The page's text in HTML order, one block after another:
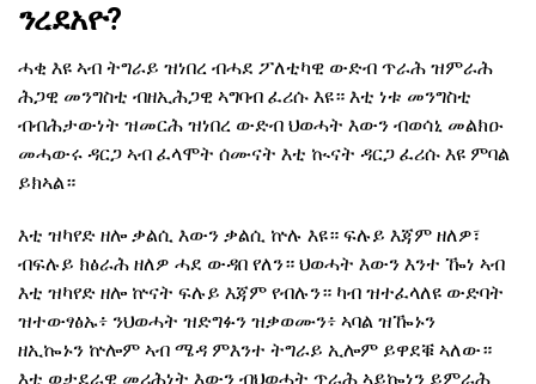
ንረደአዮ?
ሓቂ እዩ ኣብ ትግራይ ዝነበረ ብሓደ ፖለቲካዊ ውድብ ጥራሕ ዝምራሕ
ሕጋዊ መንግስቲ ብዘኢሕጋዊ ኣግባብ ፈሪሱ እዩ። እቲ ነቱ መንግስቲ
ብብሕታውነት ዝመርሕ ዝነበረ ውድብ ህወሓት እውን ብወሳኒ መልክዑ
መሓውሩ ዳርጋ ኣብ ፈላሞት ሰሙናት እቲ ኲናት ዳርጋ ፈሪሱ እዩ ምባል
ይክኣል።
እቲ ዝካየድ ዘሎ ቃልሲ እውን ቃልሲ ኵሉ እዩ። ፍሉይ እጃም ዘለዎ፣
ብፍሉይ ክፅራሕ ዘለዎ ሓደ ውዳበ የለን። ህወሓት እውን እንተ ዀነ ኣብ
እቲ ዝካየድ ዘሎ ኵናት ፍሉይ እጃም የብሉን። ካብ ዝተፈላለዩ ውድባት
ዝተውፃፅኡ፥ ንህወሓት ዝድግፉን ዝቃወሙን፥ ኣባል ዝዀኑን
ዘኢኰኑን ኵሎም ኣብ ሜዳ ምእንተ ትግራይ ኢሎም ይዋደቑ ኣለው።
እቲ ወታደራዊ መሪሕነት እውን ብህወሓት ጥራሕ ኣይኰነን ይምራሕ